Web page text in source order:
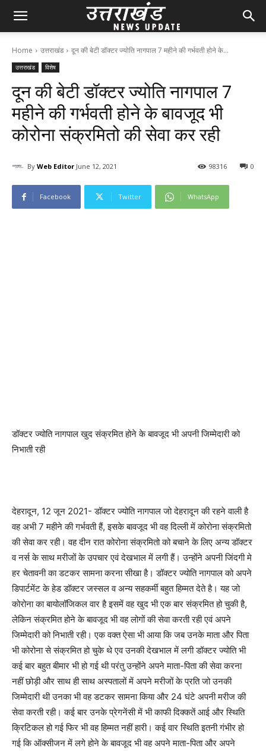
Home उत्तराखंड दून की बेटी डॉक्टर ज्योति नागपाल 7 महीने की गर्भवती होने के...
उत्तराखंड विशेष
दून की बेटी डॉक्टर ज्योति नागपाल 7
महीने की गर्भवती होने के बावजूद भी
कोरोना संक्रमितो की सेवा कर रही
By Web Editor June 12, 2021 0
98316
Facebook Twitter WhatsApp
डॉक्टर ज्योति नागपाल खुद संक्रमित होने के बावजूद भी अपनी जिम्मेदारी को
निभाती रही
देहरादून, 12 जून 2021- डॉक्टर ज्योति नागपाल जो देहरादून की रहने वाली है
वह अभी 7 महीने की गर्भवती हैं, इसके बावजूद भी वह दिल्ली में कोरोना संक्रमितो
की सेवा कर रही। वह दीन रात कोरोना संक्रमितो को बचाने के लिए अन्य डॉक्टर
व नर्स के साथ मरीजों के उपचार एवं देखभाल में लगी हैं। उन्होंने अपनी जिंदगी मे
हर चेतावनी का डटकर सामना करना सीखा है। डॉक्टर ज्योति नागपाल को अपने
डिपार्टमेंट के हेड डॉक्टर जस्सल व अन्य सहकर्मी बहुत हिम्मत देते है। यह जो
कोरोना का बायोलॉजिकल वार है इसमें वह खुद भी एक बार संक्रमित हो चुकी है,
लेकिन संक्रमित होने के बावजूद भी वह लोगों की सेवा करती रही एवं अपने
जिम्मेदारी को निभाती रही। एक वक्त ऐसा भी आया कि जब उनके माता और पिता
भी कोरोना से संक्रमित हो चुके थे एव उनकी देखभाल में लगी डॉक्टर ज्योति भी
कई बार बहुत बीमार भी हो गई थी परंतु उन्होंने अपने माता-पिता की सेवा करना
नहीं छोड़ी और साथ ही साथ अस्पतालों में अपने मरीजों के प्रति जो उनकी
जिम्मेदारी थी उनका भी वह डटकर सामना किया और 24 घंटे अपनी मरीज की
सेवा करती रही। कई बार उनके प्रेगनेंसी में भी काफी दिक्कतें आई और स्थिति
क्रिटिकल हो गई फिर भी वह हिम्मत नहीं हारी। कई वार स्थिति इतनी गंभीर हो
गई कि ऑक्सीजन में लगे होने के बावजूद भी वह अपने माता-पिता और अपने